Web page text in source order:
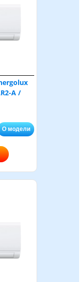
A /
О модели